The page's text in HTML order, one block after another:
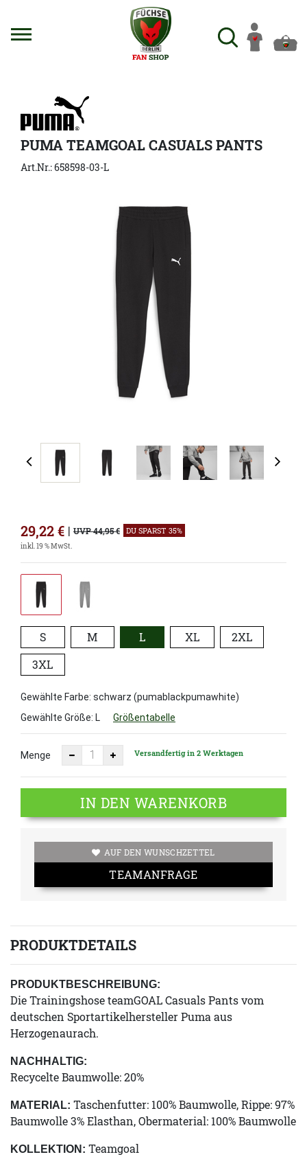
PUMA TEAMGOAL CASUALS PANTS
Art.Nr.: 658598-03-L
29,22€ | UVP 44,95 € DU SPARST 35%
inkl. 19 % MwSt.
S M L XL
2XL
3XL
Gewählte Farbe: schwarz (pumablackpumawhite)
Gewählte Größe: L Größentabelle
Menge Versandfertig in 2 Werktagen
IN DEN WARENKORB
AUF DEN WUNSCHZETTEL
TEAMANFRAGE
PRODUKTDETAILS
PRODUKTBESCHREIBUNG:
Die Trainingshose teamGOAL Casuals Pants vom
deutschen Sportartikelhersteller Puma aus
Herzogenaurach.
NACHHALTIG:
Recycelte Baumwolle: 20%
MATERIAL: Taschenfutter: 100% Baumwolle, Rippe: 97%
Baumwolle 3% Elasthan, Obermaterial: 100% Baumwolle
KOLLEKTION: Teamgoal